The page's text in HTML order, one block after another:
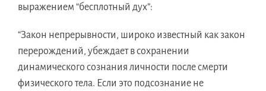
выражением “бесплотный дух”:
“Закон непрерывности, широко известный как закон
перерождений, убеждает в сохранении
динамического сознания личности после смерти
физического тела. Если это подсознание не